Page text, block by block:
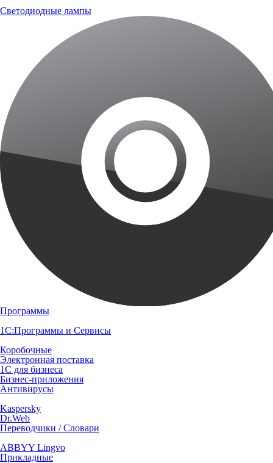
Светодиодные лампы
Программы
1С:Программы и Сервисы
Коробочные
Электронная поставка
1С для бизнеса
Бизнес-приложения
Антивирусы
Kaspersky
Dr.Web
Переводчики / Словари
ABBYY Lingvo
Прикладные